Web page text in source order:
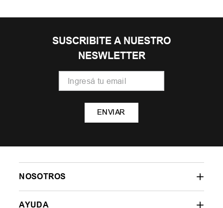
SUSCRIBITE A NUESTRO
NESWLETTER
ENVIAR
NOSOTROS
AYUDA